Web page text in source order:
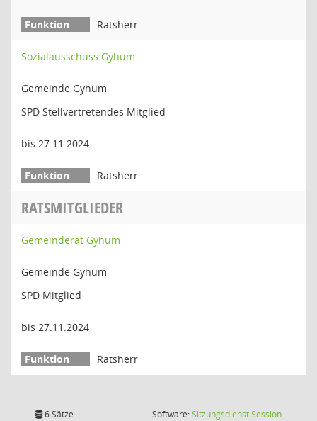
Ratsherr
Sozialausschuss Gyhum
Gemeinde Gyhum
SPD Stellvertretendes Mitglied
bis 27.11.2024
Ratsherr
RATSMITGLIEDER
Gemeinderat Gyhum
Gemeinde Gyhum
SPD Mitglied
bis 27.11.2024
Ratsherr
6 Sätze Software:SitzungsdienstSession(Wird in